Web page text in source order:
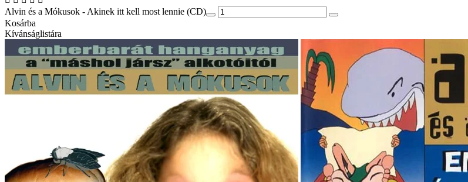
Alvin és a Mókusok - Akinek itt kell most lennie (CD)
Kosárba
Kívánságlistára